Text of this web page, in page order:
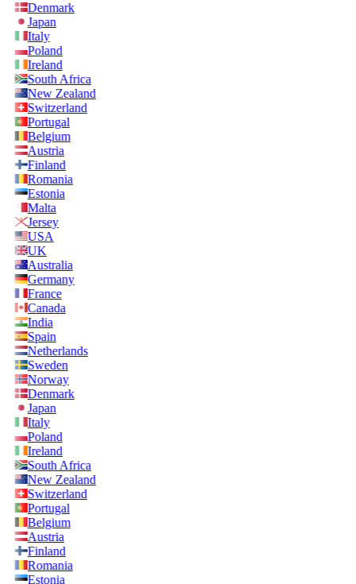
Denmark
Japan
Italy
Poland
Ireland
South Africa
New Zealand
Switzerland
Portugal
Belgium
Austria
Finland
Romania
Estonia
Malta
Jersey
USA
UK
Australia
Germany
France
Canada
India
Spain
Netherlands
Sweden
Norway
Denmark
Japan
Italy
Poland
Ireland
South Africa
New Zealand
Switzerland
Portugal
Belgium
Austria
Finland
Romania
Estonia